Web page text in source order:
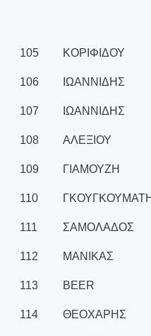
105 ΚΟΡΙΦΙΔΟΥ
106 ΙΩΑΝΝΙΔΗΣ
107 ΙΩΑΝΝΙΔΗΣ
108 ΑΛΕΞΙΟΥ
109 ΓΙΑΜΟΥΖΗ
110 ΓΚΟΥΓΚΟΥΜΑΤΗ
111 ΣΑΜΟΛΑΔΟΣ
112 ΜΑΝΙΚΑΣ
113 BEER
114 ΘΕΟΧΑΡΗΣ